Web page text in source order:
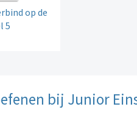
op de
5
bij Junior